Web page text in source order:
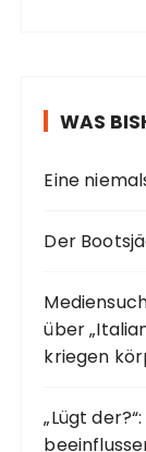
WAS
Eine
Der
über
kriegen
„Lügt